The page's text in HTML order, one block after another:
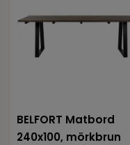
BELFORT Matbord
240x100, mörkbrun